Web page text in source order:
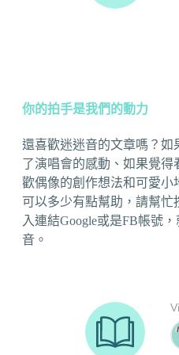
你的拍手是我們的動力
還喜歡迷迷音的文章嗎？
了演唱會的感動、如果覺
歡偶像的創作想法和可愛
可以多少有點幫助，請幫
入連結Google或是FB帳號
音。